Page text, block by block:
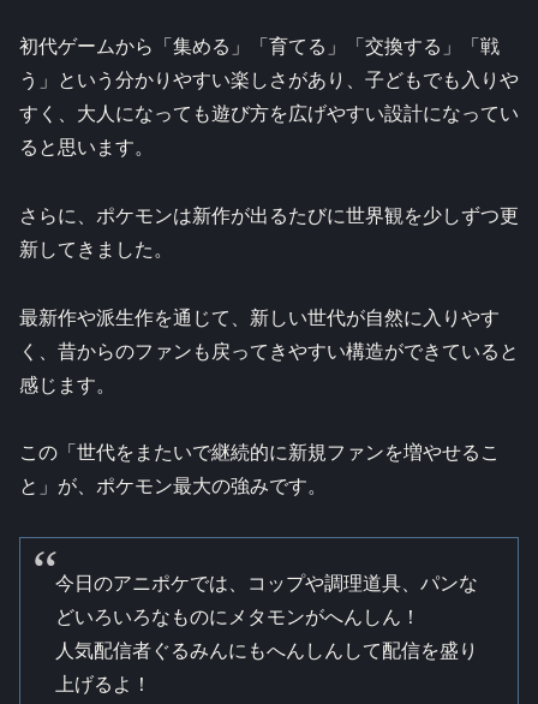
初代ゲームから「集める」「育てる」「交換する」「戦
う」という分かりやすい楽しさがあり、子どもでも入りや
すく、大人になっても遊び方を広げやすい設計になってい
ると思います。
さらに、ポケモンは新作が出るたびに世界観を少しずつ更
新してきました。
最新作や派生作を通じて、新しい世代が自然に入りやす
く、昔からのファンも戻ってきやすい構造ができていると
感じます。
この「世代をまたいで継続的に新規ファンを増やせるこ
と」が、ポケモン最大の強みです。
今日のアニポケでは、コップや調理道具、パンな
どいろいろなものにメタモンがへんしん！
人気配信者ぐるみんにもへんしんして配信を盛り
上げるよ！